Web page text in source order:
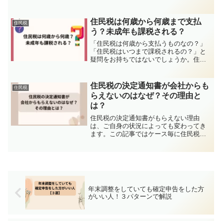
調査の対象になった理由と対応方法につ
いて詳しく解説しています。
住民税
住民税は何歳から何歳まで支払
う？未成年も課税される？
「住民税は何歳から支払うものなの？」
「住民税はいつまで課税されるの？」と
疑問をお持ちではないでしょうか。住民
は未成年であっても課税される場合があ
り、収入がある限り一生払...
住民税
住民税の決定通知書が会社からも
らえないのはなぜ？その理由と
は？
住民税の決定通知書がもらえない理由
は、ご自身の状況によっても変わってき
ます。この記事ではケース毎に住民税の
年末調整をしていても確定申告をした方
がいい人！３パターンで解説